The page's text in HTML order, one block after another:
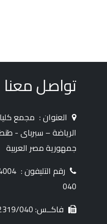
تواصل معنا
العنوان : مجمع
الرياضة – سبرباى -
جمهورية مصر العربية
رقم التليفون :
040
فاكــس: 3452319/040 – داخلي 160